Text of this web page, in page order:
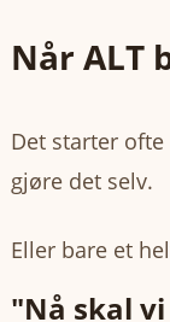
Når ALT
Det starter
gjøre det selv.
Eller bare et
"Nå skal